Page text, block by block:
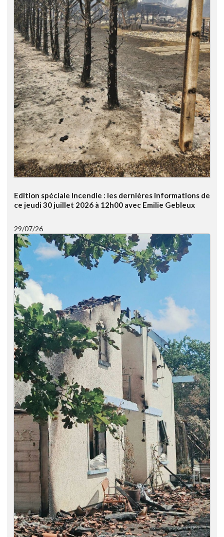
Edition spéciale Incendie : les dernières informations de
ce jeudi 30 juillet 2026 à 12h00 avec Emilie Gebleux
29/07/26